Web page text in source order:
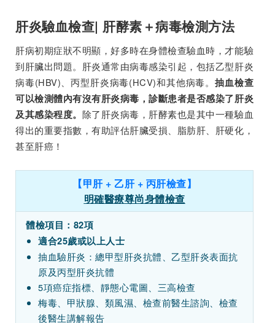
肝炎驗血檢查| 肝酵素＋病毒檢測方法
肝病初期症狀不明顯，好多時在身體檢查驗血時，才能驗
到肝臟出問題。肝炎通常由病毒感染引起，包括乙型肝炎
病毒(HBV)、丙型肝炎病毒(HCV)和其他病毒。抽血檢查
可以檢測體內有沒有肝炎病毒，診斷患者是否感染了肝炎
及其感染程度。 除了肝炎病毒，肝酵素也是其中一種驗血
得出的重要指數，有助評估肝臟受損、脂肪肝、肝硬化，
甚至肝癌！
【甲肝 + 乙肝 + 丙肝檢查】
明確醫療尊尚身體檢查
體檢項目：82項
適合25歲或以上人士
抽血驗肝炎：總甲型肝炎抗體、乙型肝炎表面抗
原及丙型肝炎抗體
5項癌症指標、靜態心電圖、三高檢查
梅毒、甲狀腺、類風濕、檢查前醫生諮詢、檢查
後醫生講解報告